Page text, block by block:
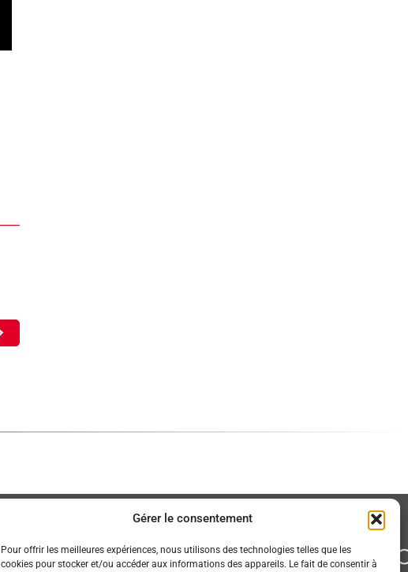
Gérer le consentement
Pour offrir les meilleures expériences, nous utilisons des technologies telles que les
cookies pour stocker et/ou accéder aux informations des appareils. Le fait de consentir à